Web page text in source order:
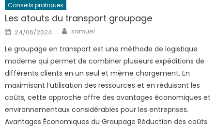
Conseils pratiques
Les atouts du transport groupage
Posted
on
24/06/2024 Author
samuel
Le groupage en transport est une méthode de logistique
moderne qui permet de combiner plusieurs expéditions de
différents clients en un seul et même chargement. En
maximisant l’utilisation des ressources et en réduisant les
coûts, cette approche offre des avantages économiques et
environnementaux considérables pour les entreprises.
Avantages Économiques du Groupage Réduction des coûts